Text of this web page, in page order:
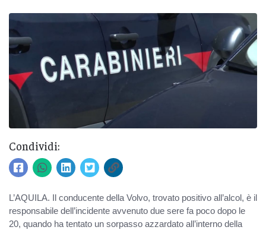
Condividi:
L’AQUILA. Il conducente della Volvo, trovato positivo all’alcol, è il
responsabile dell’incidente avvenuto due sere fa poco dopo le
20, quando ha tentato un sorpasso azzardato all’interno della